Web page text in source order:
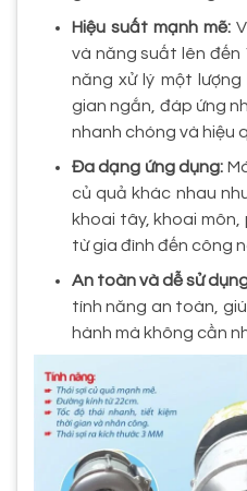
Hiệu suất mạnh mẽ:
và năng suất lên đến
năng xử lý một
gian ngắn, đáp ứng
nhanh chóng và hiệu
Đa dạng ứng dụng:
củ quả khác nhau
khoai tây, khoai môn,
từ gia đình đến công
An toàn và dễ sử
tính năng an toàn,
hành mà không cần